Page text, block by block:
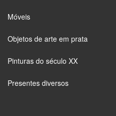
Móveis
Objetos de arte em prata
Pinturas do século XX
Presentes diversos